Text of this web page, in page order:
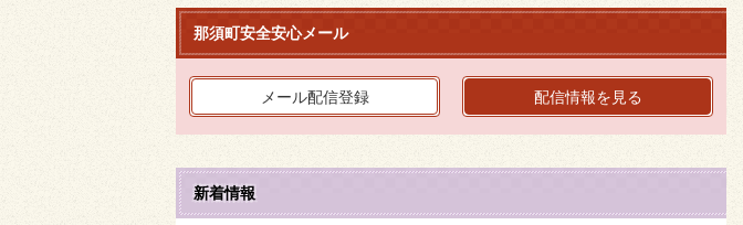
那須町安全安心メール
メール配信登録 配信情報を見る
新着情報